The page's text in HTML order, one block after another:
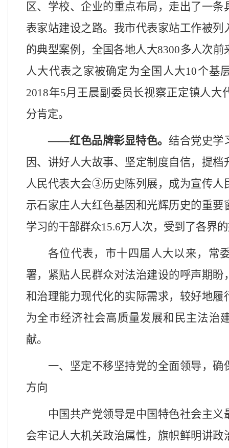
区、学校、企业的重点布局，走出了一条
表家站建设之路。我市代表家站工作被列
的典型案例，全国各地人大8300多人次前
人大代表之家被确定为全国人大10个基
2018年5月王晨副委员长视察正定镇人大
分肯定。
——红色品牌彰显特色。 结合党史学
因、讲好人大故事、坚定制度自信，提档
人民代表大会③历史陈列展，成为宣传人
示石家庄人大红色基因和光辉历史的重要
学习的干部群众15.6万人次，受到了各界
各位代表，市十四届人大以来，常
署，紧贴人民群众对法治建设的呼声期盼
和治理能力现代化的实际需求，较好地履
为全市经济社会高质量发展和民主法治
献。
一、坚定不移坚持党的全面领导，确
方向
中国共产党领导是中国特色社会主义
会牢记人大机关政治属性，旗帜鲜明讲政